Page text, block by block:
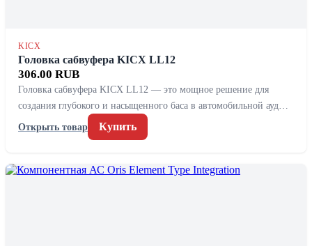
KICX
Головка сабвуфера KICX LL12
306.00 RUB
Головка сабвуфера KICX LL12 — это мощное решение для
создания глубокого и насыщенного баса в автомобильной ауд…
Открыть товар
Купить